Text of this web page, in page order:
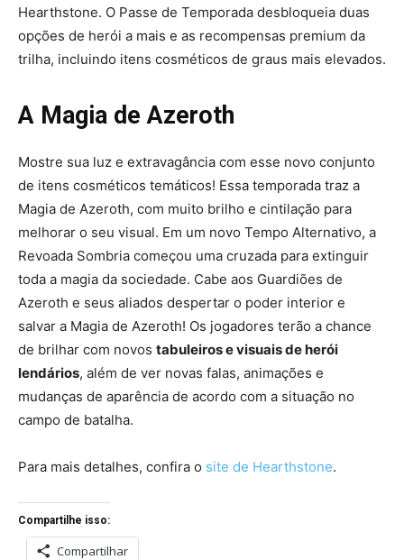
Hearthstone. O Passe de Temporada desbloqueia duas
opções de herói a mais e as recompensas premium da
trilha, incluindo itens cosméticos de graus mais elevados.
A Magia de Azeroth
Mostre sua luz e extravagância com esse novo conjunto
de itens cosméticos temáticos! Essa temporada traz a
Magia de Azeroth, com muito brilho e cintilação para
melhorar o seu visual. Em um novo Tempo Alternativo, a
Revoada Sombria começou uma cruzada para extinguir
toda a magia da sociedade. Cabe aos Guardiões de
Azeroth e seus aliados despertar o poder interior e
salvar a Magia de Azeroth! Os jogadores terão a chance
de brilhar com novos tabuleiros e visuais de herói
lendários, além de ver novas falas, animações e
mudanças de aparência de acordo com a situação no
campo de batalha.
Para mais detalhes, confira o site de Hearthstone.
Compartilhe isso:
Compartilhar